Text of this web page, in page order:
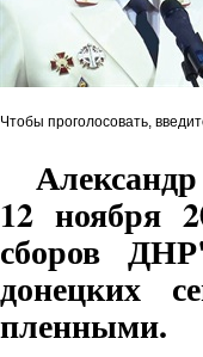
Чтобы проголосовать,
12 ноября
сборов
донецких
пленными.